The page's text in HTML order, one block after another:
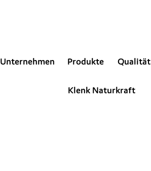
Unternehmen Produkte Qualität
Klenk Naturkraft